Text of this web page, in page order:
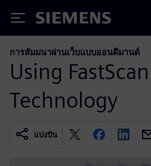
Siemens
การสัมมนาผ่านเว็บแบบออนดีมานด์
Using
Technology
แบ่งปัน